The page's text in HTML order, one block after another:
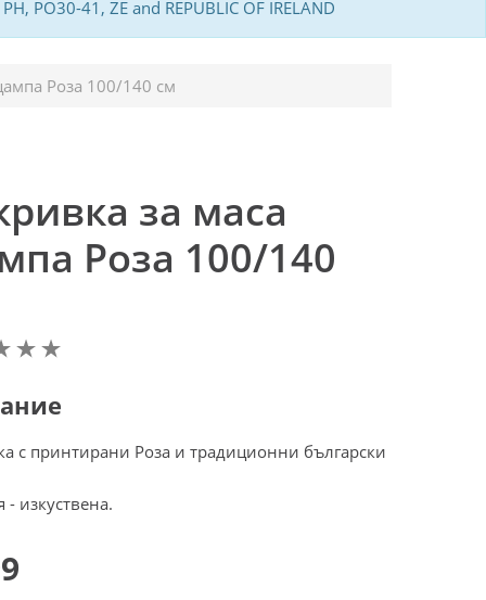
PO30-41, ZE and REPUBLIC OF IRELAND
Розa 100/140 см
за маса
Розa 100/140
с принтирани Роза и традиционни български
- изкуствена.